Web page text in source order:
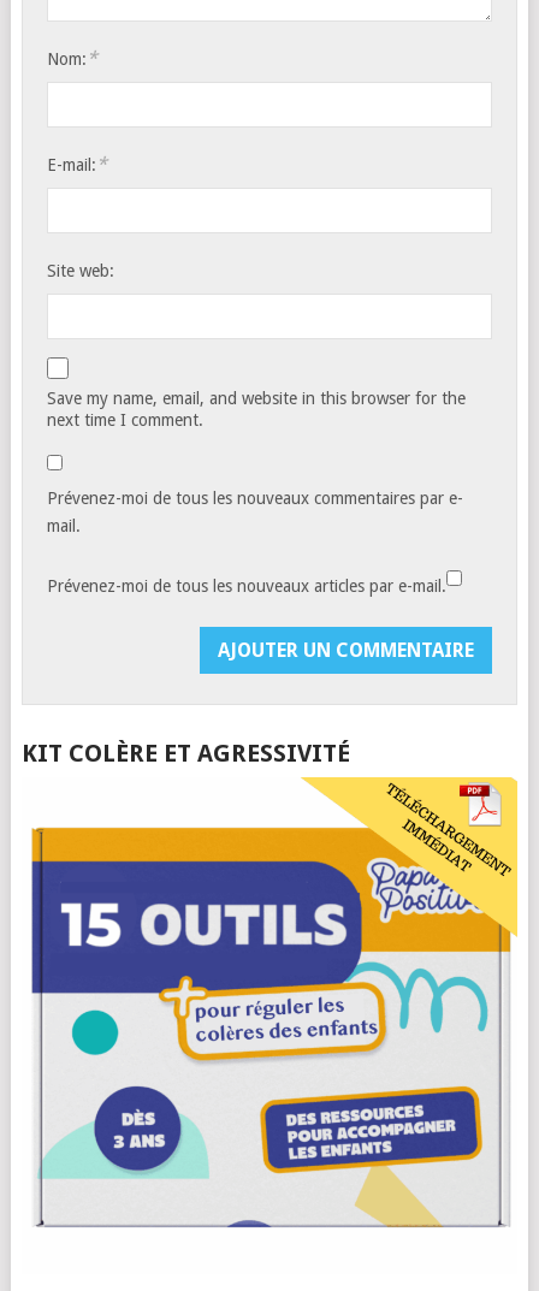
Nom: *
E-mail: *
Site web:
Save my name, email, and website in this browser for the
next time I comment.
Prévenez-moi de tous les nouveaux commentaires par e-
mail.
Prévenez-moi de tous les nouveaux articles par e-mail.
KIT COLÈRE ET AGRESSIVITÉ